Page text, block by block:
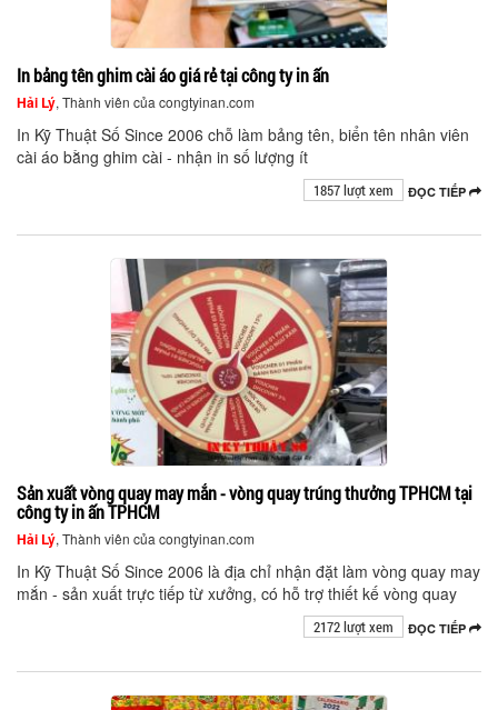
In bảng tên ghim cài áo giá rẻ tại công ty in ấn
Hải Lý, Thành viên của congtyinan.com
In Kỹ Thuật Số Since 2006 chỗ làm bảng tên, biển tên nhân viên
cài áo bằng ghim cài - nhận in số lượng ít
ĐỌC TIẾP
1857 lượt xem
Sản xuất vòng quay may mắn - vòng quay trúng thưởng TPHCM tại
công ty in ấn TPHCM
Hải Lý, Thành viên của congtyinan.com
In Kỹ Thuật Số Since 2006 là địa chỉ nhận đặt làm vòng quay may
mắn - sản xuất trực tiếp từ xưởng, có hỗ trợ thiết kế vòng quay
ĐỌC TIẾP
2172 lượt xem